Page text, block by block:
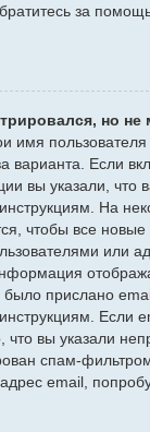
за
но не
имя
варианта. Если
вы указали, что
На
чтобы все новые
или
было прислано
Если
что вы указали
спам-
email,